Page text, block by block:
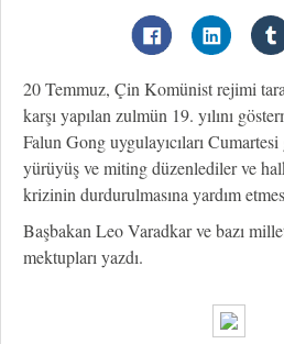
20 Temmuz, Çin Komünist rejimi
karşı yapılan zulmün 19. yılını
Falun Gong uygulayıcıları
yürüyüş ve miting düzenlediler ve
krizinin durdurulmasına yardım
Başbakan Leo Varadkar ve bazı
mektupları yazdı.